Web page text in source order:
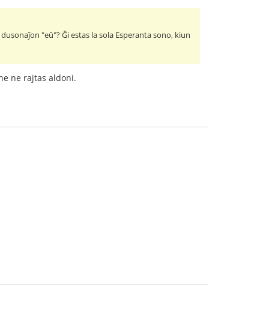
"eŭ"? Ĝi estas la sola Esperanta sono, kiun
ne rajtas aldoni.